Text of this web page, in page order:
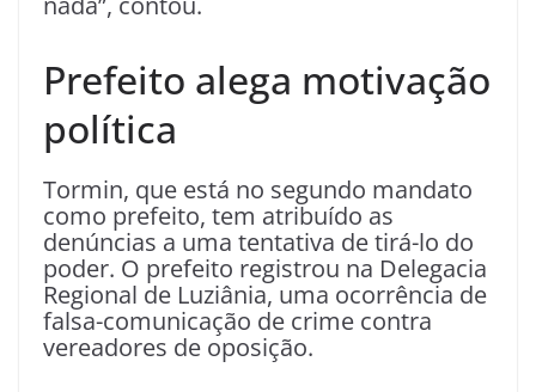
Prefeito alega motivação
política
Tormin, que está no segundo mandato
como prefeito, tem atribuído as
denúncias a uma tentativa de tirá-lo do
poder. O prefeito registrou na Delegacia
Regional de Luziânia, uma ocorrência de
falsa-comunicação de crime contra
vereadores de oposição.